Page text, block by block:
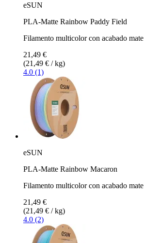
eSUN
PLA-Matte Rainbow Paddy Field
Filamento multicolor con acabado mate
21,49 €
(21,49 € / kg)
4.0 (1)
eSUN
PLA-Matte Rainbow Macaron
Filamento multicolor con acabado mate
21,49 €
(21,49 € / kg)
4.0 (2)